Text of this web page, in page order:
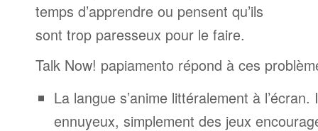
temps d’apprendre ou pensent qu’ils
sont trop paresseux pour le faire.
Talk Now! papiamento répond à ces
La langue s’anime littéralement à l’écran.
ennuyeux, simplement des jeux